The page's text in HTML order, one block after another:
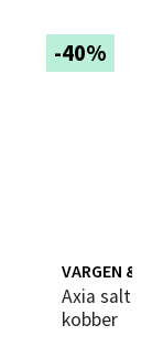
-40%
VARGEN &
Axia salt- & pepperkvern 18 cm 2 stk
kobber
Velg